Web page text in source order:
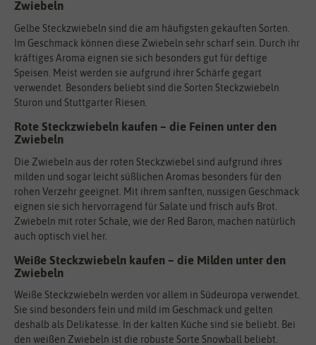
Zwiebeln
Gelbe Steckzwiebeln sind die am häufigsten gekauften Sorten.
Im Geschmack können diese Zwiebeln sehr scharf sein. Durch ihr
kräftiges Aroma eignen sie sich besonders gut für deftige
Speisen. Meist werden sie aufgrund ihrer Schärfe gegart
verwendet. Besonders beliebt sind die Sorten Steckzwiebeln
Sturon und Stuttgarter Riesen.
Rote Steckzwiebeln kaufen – die Feinen unter den
Zwiebeln
Die Zwiebeln aus der roten Steckzwiebel sind aufgrund ihres
milden und sogar leicht süßlichen Aromas besonders für den
rohen Verzehr geeignet. Mit ihrem sanften, nussigen Geschmack
eignen sie sich hervorragend für Salate und frisch aufs Brot.
Zwiebeln mit roter Schale, wie der Red Baron, machen natürlich
auch optisch viel her.
Weiße Steckzwiebeln kaufen – die Milden unter den
Zwiebeln
Weiße Steckzwiebeln werden vor allem in Südeuropa verwendet.
Sie sind besonders fein und mild im Geschmack und gelten
deshalb als Delikatesse. In der kalten Küche sind sie beliebt. Bei
den weißen Zwiebeln ist die robuste Sorte Snowball beliebt.